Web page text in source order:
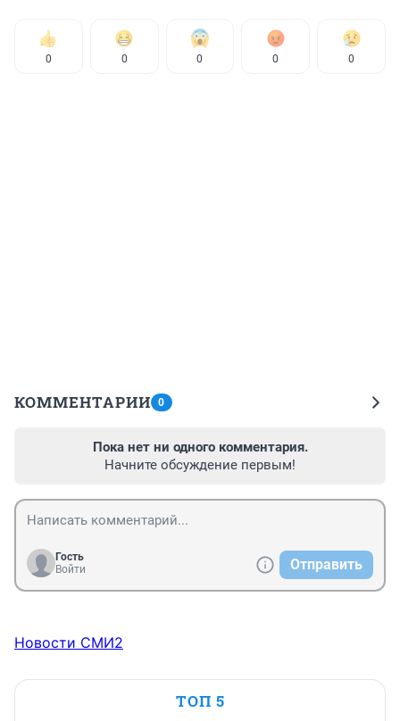
0 0 0 0 0
КОММЕНТАРИИ 0
Пока нет ни одного комментария.
Начните обсуждение первым!
Гость
Войти
Отправить
Новости СМИ2
ТОП 5